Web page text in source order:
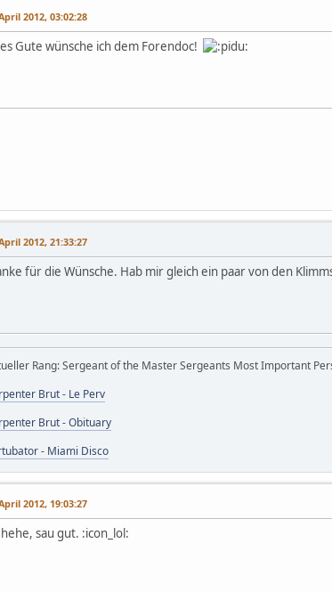
2012, 03:02:28
Gute wünsche ich dem Forendoc!
2012, 21:33:27
für die Wünsche. Hab mir gleich ein paar von den
Rang: Sergeant of the Master Sergeants Most Important
Brut - Le Perv
Brut - Obituary
- Miami Disco
2012, 19:03:27
sau gut. :icon_lol: